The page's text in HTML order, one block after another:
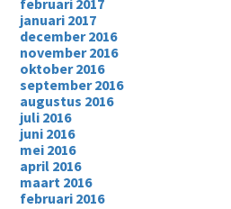
februari 2017
januari 2017
december 2016
november 2016
oktober 2016
september 2016
augustus 2016
juli 2016
juni 2016
mei 2016
april 2016
maart 2016
februari 2016